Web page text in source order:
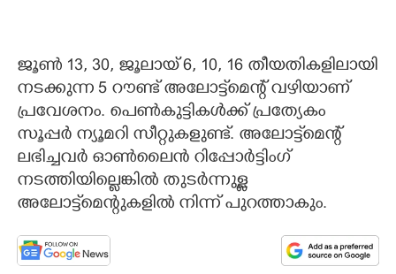
ജൂൺ 13, 30, ജൂലായ് 6, 10, 16 തീയതികളിലായി
നടക്കുന്ന 5 റൗണ്ട് അലോട്ട്മെന്റ് വഴിയാണ്
പ്രവേശനം. പെൺകുട്ടികൾക്ക് പ്രത്യേകം
സൂപ്പർ ന്യൂമറി സീറ്റുകളുണ്ട്. അലോട്ട്മെന്റ്
ലഭിച്ചവർ ഓൺലൈൻ റിപ്പോർട്ടിംഗ്
നടത്തിയില്ലെങ്കിൽ തുടർന്നുള്ള
അലോട്ട്മെന്റുകളിൽ നിന്ന് പുറത്താകും.